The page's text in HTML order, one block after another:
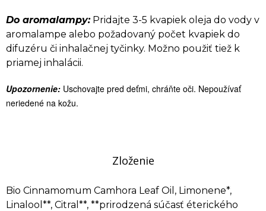
Do aromalampy:Pridajte 3-5 kvapiek oleja do vody v
aromalampe alebo požadovaný počet kvapiek do
difuzéru či inhalačnej tyčinky. Možno použiť tiež k
priamej inhalácii.
Upozornenie: Uschovajte pred deťmi, chráňte oči. Nepoužívať
neriedené na kožu.
Zloženie
Bio Cinnamomum Camhora Leaf Oil, Limonene*,
Linalool**, Citral**, **prirodzená súčasť éterického